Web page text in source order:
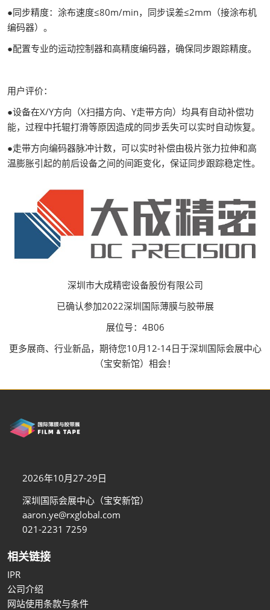
●同步精度：涂布速度≤80m/min，同步误差≤2mm（接涂布机
编码器）。
●配置专业的运动控制器和高精度编码器，确保同步跟踪精度。
用户评价：
●设备在X/Y方向（X扫描方向、Y走带方向）均具有自动补偿功
能，过程中托辊打滑等原因造成的同步丢失可以实时自动恢复。
●走带方向编码器脉冲计数，可以实时补偿由极片张力拉伸和高
温膨胀引起的前后设备之间的间距变化，保证同步跟踪稳定性。
深圳市大成精密设备股份有限公司
已确认参加2022深圳国际薄膜与胶带展
展位号：4B06
更多展商、行业新品，期待您10月12-14日于深圳国际会展中心
（宝安新馆）相会！
2026年10月27-29日
深圳国际会展中心（宝安新馆）
aaron.ye@rxglobal.com
021-2231 7259
相关链接
IPR
公司介绍
网站使用条款与条件